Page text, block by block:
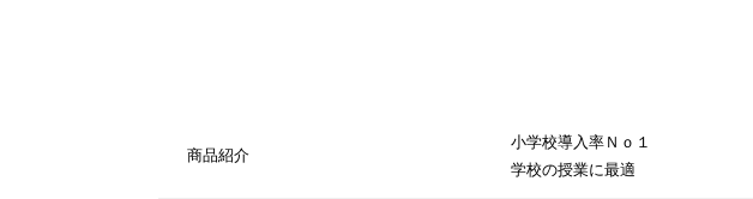
商品紹介
小学校導入率Ｎｏ１
学校の授業に最適